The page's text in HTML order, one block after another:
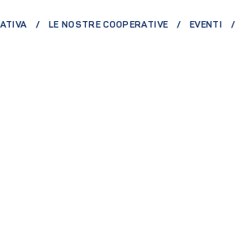
LE NOSTRE COOPERATIVE EVENTI